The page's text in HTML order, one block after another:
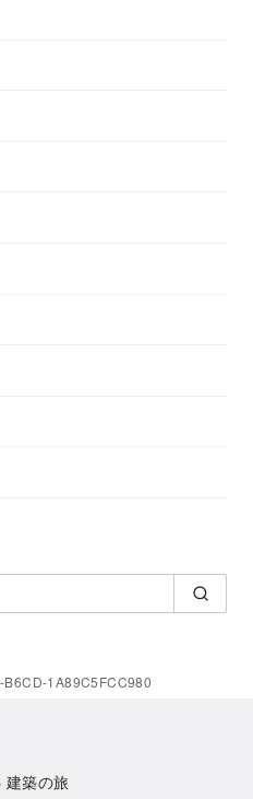
1A89C5FCC980
建築の旅